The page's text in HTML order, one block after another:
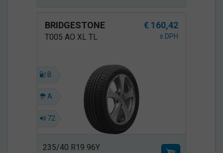
BRIDGESTONE € 160,42
T005 AO XL TL s DPH
B
A
72
235/40 R19 96Y